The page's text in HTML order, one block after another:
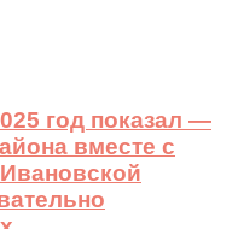
год показал —
вместе с